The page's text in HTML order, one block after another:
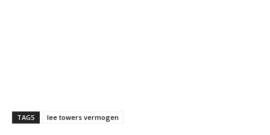
TAGS lee towers vermogen